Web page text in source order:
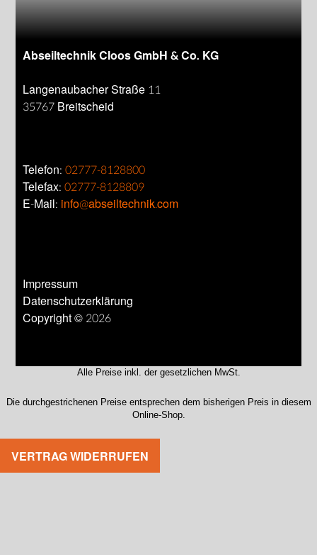
Abseiltechnik Cloos GmbH & Co. KG
Langenaubacher Straße 11
35767 Breitscheid
Telefon:02777-8128800
Telefax:02777-8128809
E-Mail: info@abseiltechnik.com
Impressum
Datenschutzerklärung
Copyright © 2026
Alle Preise inkl. der gesetzlichen MwSt.
Die durchgestrichenen Preise entsprechen dem bisherigen Preis in diesem
Online-Shop.
VERTRAG WIDERRUFEN